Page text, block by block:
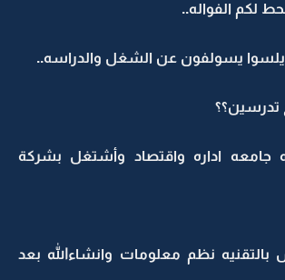
لكم الفواله..
يسولفون عن الشغل والدراسه..
تدرسين؟؟
جامعه اداره واقتصاد وأشتغل بشركة
نظم معلومات وانشاءالله بعد